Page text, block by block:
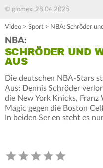
© glomex, 28.04.2025
Video > Sport > NBA: Schröder
NBA:
SCHRÖDER UND
AUS
Die deutschen NBA-Stars
Aus: Dennis Schröder
die New York Knicks,
Magic gegen die Boston
In beiden Serien steht es